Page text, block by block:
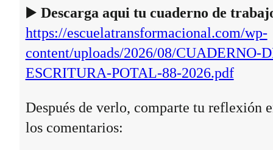
▶️ Descarga aqui tu cuaderno de
https://escuelatransformacional.com/wp-
content/uploads/2026/08/CUADERNO-
ESCRITURA-POTAL-88-2026.pdf
Después de verlo, comparte tu reflexión
los comentarios: